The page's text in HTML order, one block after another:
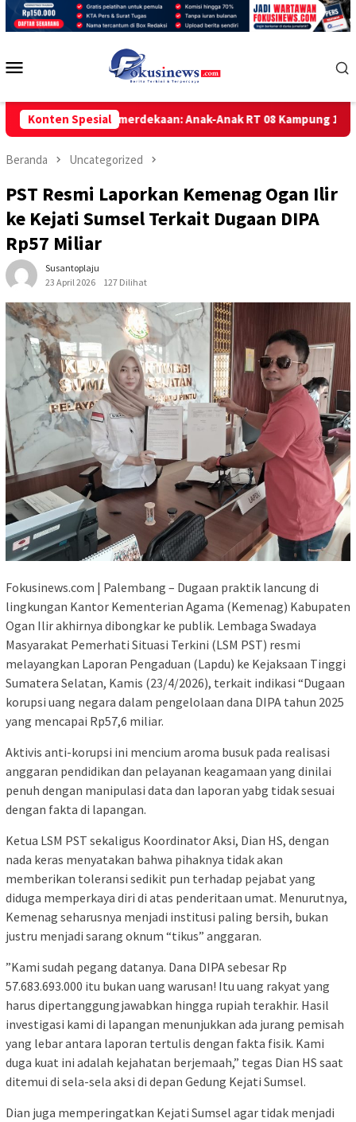
Loncat
Konten Spesial
Warni Kemerdekaan: Anak-Anak RT 08 Kampung 1 SKIP
Beranda Uncategorized
PST Resmi Laporkan Kemenag Ogan Ilir
ke Kejati Sumsel Terkait Dugaan DIPA
Rp57 Miliar
Susantoplaju
23 April 2026
127 Dilihat
Fokusinews.com | Palembang – Dugaan praktik lancung di
lingkungan Kantor Kementerian Agama (Kemenag) Kabupaten
Ogan Ilir akhirnya dibongkar ke publik. Lembaga Swadaya
Masyarakat Pemerhati Situasi Terkini (LSM PST) resmi
melayangkan Laporan Pengaduan (Lapdu) ke Kejaksaan Tinggi
Sumatera Selatan, Kamis (23/4/2026), terkait indikasi “Dugaan
korupsi uang negara dalam pengelolaan dana DIPA tahun 2025
yang mencapai Rp57,6 miliar.
​Aktivis anti-korupsi ini mencium aroma busuk pada realisasi
anggaran pendidikan dan pelayanan keagamaan yang dinilai
penuh dengan manipulasi data dan laporan yabg tidak sesuai
dengan fakta di lapangan.
​Ketua LSM PST sekaligus Koordinator Aksi, Dian HS, dengan
nada keras menyatakan bahwa pihaknya tidak akan
memberikan toleransi sedikit pun terhadap pejabat yang
diduga memperkaya diri di atas penderitaan umat. Menurutnya,
Kemenag seharusnya menjadi institusi paling bersih, bukan
justru menjadi sarang oknum “tikus” anggaran.
​”Kami sudah pegang datanya. Dana DIPA sebesar Rp
57.683.693.000 itu bukan uang warusan! Itu uang rakyat yang
harus dipertanggungjawabkan hingga rupiah terakhir. Hasil
investigasi kami di lapangan menunjukkan ada jurang pemisah
yang lebar antara laporan tertulis dengan fakta fisik. Kami
duga kuat ini adalah kejahatan berjemaah,” tegas Dian HS saat
ditemui di sela-sela aksi di depan Gedung Kejati Sumsel.
​Dian juga memperingatkan Kejati Sumsel agar tidak menjadi